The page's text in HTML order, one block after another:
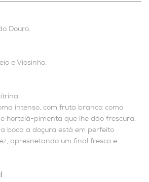
Douro.
e Viosinho.
intenso, com fruta branca como
hortelã-pimenta que lhe dão frescura.
boca a doçura está em perfeito
apresnetando um final fresco e